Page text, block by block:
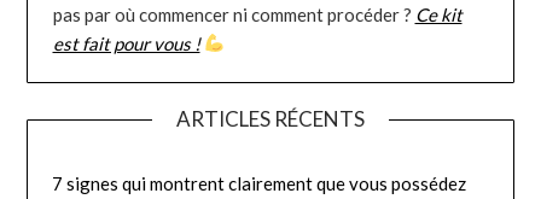
pas par où commencer ni comment procéder ? Ce kit
est fait pour vous !
ARTICLES RÉCENTS
7 signes qui montrent clairement que vous possédez